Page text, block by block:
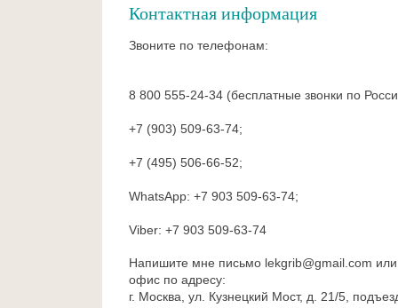
Контактная информация
Звоните по телефонам:
8 800 555-24-34 (бесплатные звонки по
+7 (903) 509-63-74;
+7 (495) 506-66-52;
WhatsApp: +7 903 509-63-74;
Viber: +7 903 509-63-74
Напишите мне письмо lekgrib@gmail.com
офис по адресу:
г. Москва, ул. Кузнецкий Мост, д. 21/5,